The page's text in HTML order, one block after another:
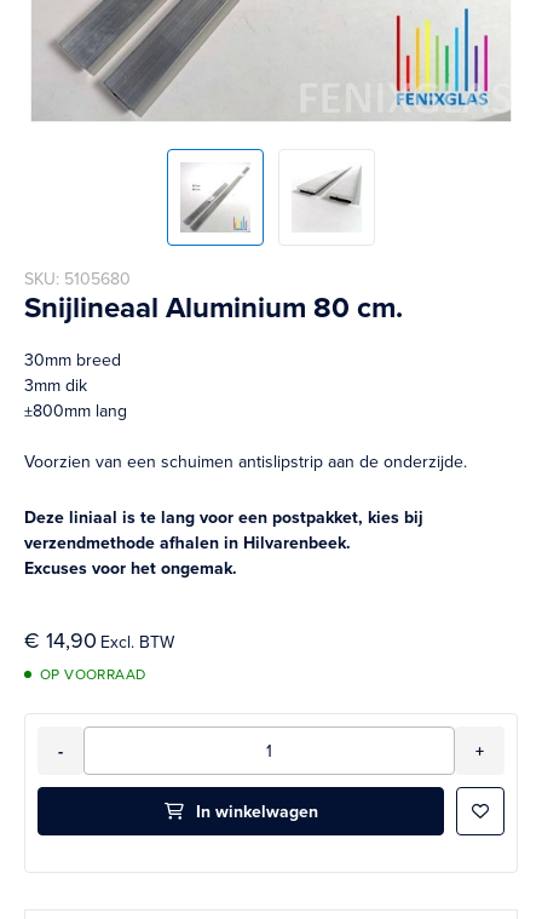
SKU 5105680
Snijlineaal Aluminium 80 cm.
30mm breed
3mm dik
±800mm lang
Voorzien van een schuimen antislipstrip aan de onderzijde.
Deze liniaal is te lang voor een postpakket, kies bij
verzendmethode afhalen in Hilvarenbeek.
Excuses voor het ongemak.
OP VOORRAAD
€ 14,90
Aantal
- +
In winkelwagen Aan
to
the
of
the
images